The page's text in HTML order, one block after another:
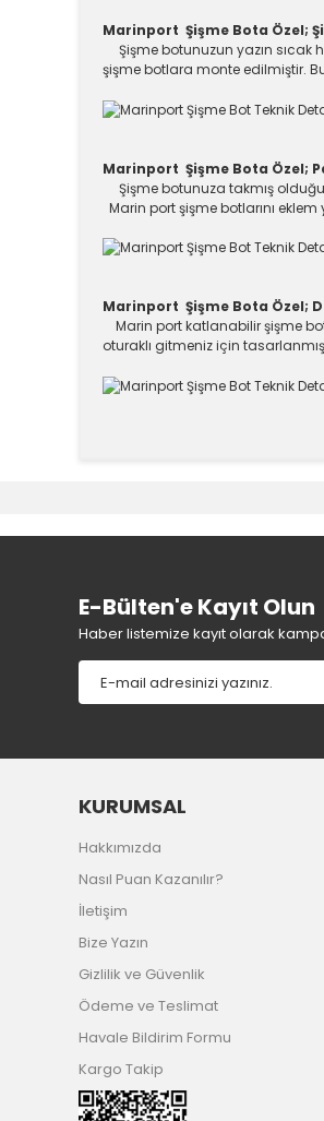
Marinport Şişme Bota Özel;
Şişme botunuzun yazın sıcak
şişme botlara monte edilmiştir.
Marinport Şişme Bota Özel;
Şişme botunuza takmış
Marin port şişme botlarını
Marinport Şişme Bota Özel;
Marin port katlanabilir şişme
oturaklı gitmeniz için tasarlanmış
Ürün resmi kalitesiz,
Ürün bilgilerinde hatalar
Ürün fiyatı diğer sitelerden
Bu ürüne benzer farklı
E-Bülten'e Kayıt Olun
Haber listemize kayıt olarak
KURUMSAL
Hakkımızda
Nasıl Puan Kazanılır?
İletişim
Bize Yazın
Gizlilik ve Güvenlik
Ödeme ve Teslimat
Havale Bildirim Formu
Kargo Takip